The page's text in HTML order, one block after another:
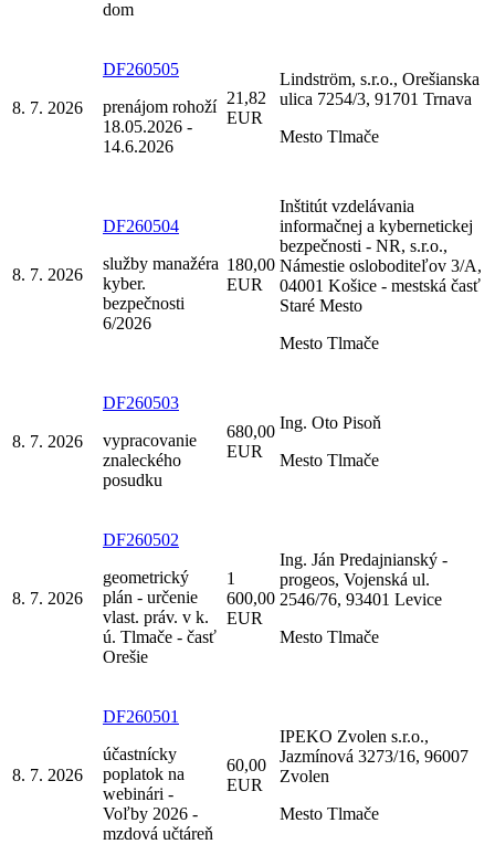
dom
8. 7. 2026
DF260505
prenájom rohoží
18.05.2026 -
14.6.2026
21,82
EUR
Lindström, s.r.o., Orešianska
ulica 7254/3, 91701 Trnava
Mesto Tlmače
8. 7. 2026
DF260504
služby manažéra
kyber.
bezpečnosti
6/2026
180,00
EUR
Inštitút vzdelávania
informačnej a kybernetickej
bezpečnosti - NR, s.r.o.,
Námestie osloboditeľov 3/A,
04001 Košice - mestská časť
Staré Mesto
Mesto Tlmače
8. 7. 2026
DF260503
vypracovanie
znaleckého
posudku
680,00
EUR
Ing. Oto Pisoň
Mesto Tlmače
8. 7. 2026
DF260502
geometrický
plán - určenie
vlast. práv. v k.
ú. Tlmače - časť
Orešie
1
600,00
EUR
Ing. Ján Predajnianský -
progeos, Vojenská ul.
2546/76, 93401 Levice
Mesto Tlmače
8. 7. 2026
DF260501
účastnícky
poplatok na
webinári -
Voľby 2026 -
mzdová učtáreň
60,00
EUR
IPEKO Zvolen s.r.o.,
Jazmínová 3273/16, 96007
Zvolen
Mesto Tlmače